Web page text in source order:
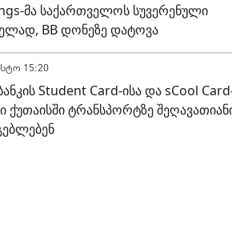
მა საქართველოს სუვერენული
BB დონეზე დატოვა
15:20
Student Card-ისა და sCool
ტრანსპორტზე